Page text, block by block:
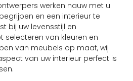
werken nauw met u
en een interieur te
bij uw levensstijl en
selecteren van kleuren en
van meubels op maat, wij
van uw interieur perfect is